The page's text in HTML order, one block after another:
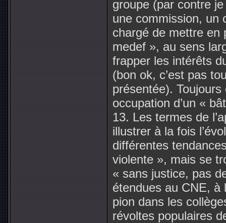
groupe (par contre
une commission, un
chargé de mettre en
medef », au sens
frapper les intérêts
(bon ok, c’est pas
présentée). Toujours
occupation d’un «
13. Les termes de
illustrer à la fois
différentes
violente », mais se
« sans justice, pas
étendues au CNE,
pion dans les
révoltes populaires